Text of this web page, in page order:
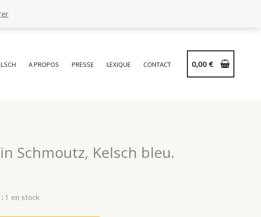
A PROPOS PRESSE LEXIQUE CONTACT 0,00 €
Schmoutz, Kelsch bleu.
1 en stock